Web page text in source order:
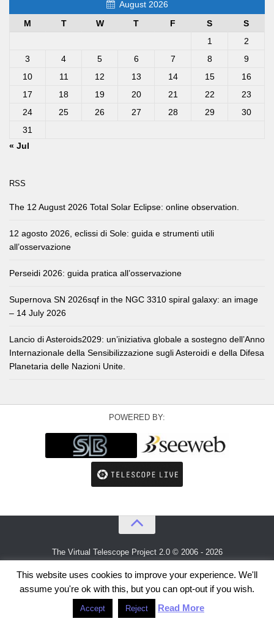
August 2026
M
T W T F S
S
1
2
3
4 5 6 7 8
9
10
11 12 13 14 15
16
17
18 19 20 21 22
23
24
25 26 27 28 29
30
31
« Jul
RSS
The 12 August 2026 Total Solar Eclipse: online observation.
12 agosto 2026, eclissi di Sole: guida e strumenti utili
all’osservazione
Perseidi 2026: guida pratica all’osservazione
Supernova SN 2026sqf in the NGC 3310 spiral galaxy: an image
– 14 July 2026
Lancio di Asteroids2029: un’iniziativa globale a sostegno dell’Anno
Internazionale della Sensibilizzazione sugli Asteroidi e della Difesa
Planetaria delle Nazioni Unite.
POWERED BY:
The Virtual Telescope Project 2.0 © 2006 - 2026
This website uses cookies to improve your experience. We'll
assume you're ok with this, but you can opt-out if you wish.
Accept Reject Read More